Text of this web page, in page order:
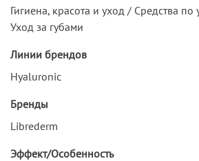
Гигиена, красота и уход / Средства
Уход за губами
Линии брендов
Hyaluronic
Бренды
Librederm
Эффект/Особенность